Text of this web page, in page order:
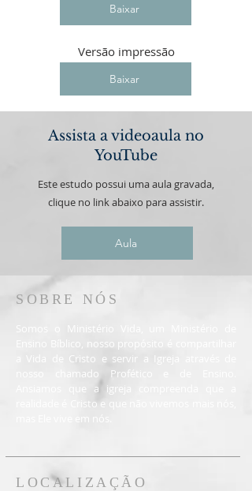
Baixar
Versão impressão
Baixar
Assista a videoaula no
YouTube
Este estudo possui uma aula gravada,
clique no link abaixo para assistir.
Aula
SOBRE NÓS
Somos o Ministério Vida, um Ministério de
Ensino Bíblico, nosso propósito é compartilhar
a Vida de Cristo e servir a Igreja através de
nosso chamado Profético e de Ensino.
Ansiamos que a igreja compreenda que a
realidade é Cristo e que não vivemos mais nós,
LOCALIZAÇÃO